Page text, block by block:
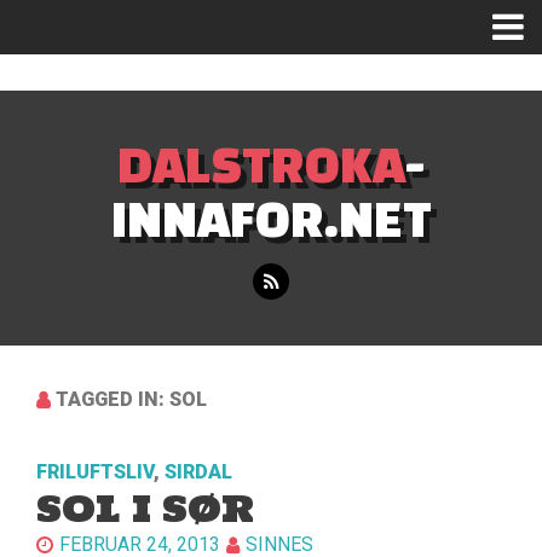
DALSTROKA-
INNAFOR.NET
TAGGED IN: SOL
FRILUFTSLIV, SIRDAL
SOL I SØR
FEBRUAR 24, 2013
SINNES